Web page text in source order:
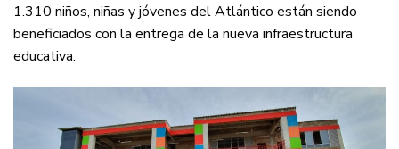
1.310 niños, niñas y jóvenes del Atlántico están siendo
beneficiados con la entrega de la nueva infraestructura
educativa.